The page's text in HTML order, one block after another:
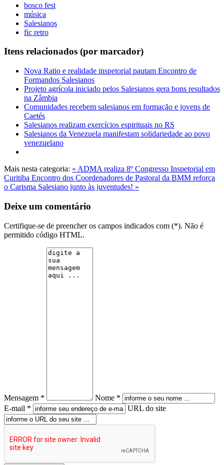
bosco fest
música
Salesianos
fic retro
Itens relacionados (por marcador)
Nova Ratio e realidade inspetorial pautam Encontro de
Formandos Salesianos
Projeto agrícola iniciado pelos Salesianos gera bons resultados
na Zâmbia
Comunidades recebem salesianos em formação e jovens de
Caetés
Salesianos realizam exercícios espirituais no RS
Salesianos da Venezuela manifestam solidariedade ao povo
venezuelano
Mais nesta categoria: « ADMA realiza 8º Congresso Inspetorial em
Curitiba Encontro dos Coordenadores de Pastoral da BMM reforça
o Carisma Salesiano junto às juventudes! »
Deixe um comentário
Certifique-se de preencher os campos indicados com (*). Não é
permitido código HTML.
Mensagem *
Nome *
E-mail *
URL do site